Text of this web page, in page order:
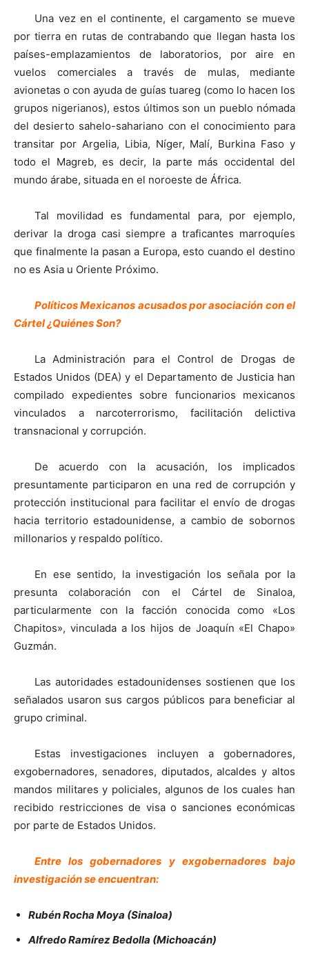
Una vez en el continente, el cargamento se mueve
por tierra en rutas de contrabando que llegan hasta los
países-emplazamientos de laboratorios, por aire en
vuelos comerciales a través de mulas, mediante
avionetas o con ayuda de guías tuareg (como lo hacen los
grupos nigerianos), estos últimos son un pueblo nómada
del desierto sahelo-sahariano con el conocimiento para
transitar por Argelia, Libia, Níger, Malí, Burkina Faso y
todo el Magreb, es decir, la parte más occidental del
mundo árabe, situada en el noroeste de África.
Tal movilidad es fundamental para, por ejemplo,
derivar la droga casi siempre a traficantes marroquíes
que finalmente la pasan a Europa, esto cuando el destino
no es Asia u Oriente Próximo.
Políticos Mexicanos acusados por asociación con el
Cártel ¿Quiénes Son?
La Administración para el Control de Drogas de
Estados Unidos (DEA) y el Departamento de Justicia han
compilado expedientes sobre funcionarios mexicanos
vinculados a narcoterrorismo, facilitación delictiva
transnacional y corrupción.
De acuerdo con la acusación, los implicados
presuntamente participaron en una red de corrupción y
protección institucional para facilitar el envío de drogas
hacia territorio estadounidense, a cambio de sobornos
millonarios y respaldo político.
En ese sentido, la investigación los señala por la
presunta colaboración con el Cártel de Sinaloa,
particularmente con la facción conocida como «Los
Chapitos», vinculada a los hijos de Joaquín «El Chapo»
Guzmán.
Las autoridades estadounidenses sostienen que los
señalados usaron sus cargos públicos para beneficiar al
grupo criminal.
Estas investigaciones incluyen a gobernadores,
exgobernadores, senadores, diputados, alcaldes y altos
mandos militares y policiales, algunos de los cuales han
recibido restricciones de visa o sanciones económicas
por parte de Estados Unidos.
Entre los gobernadores y exgobernadores bajo
investigación se encuentran:
Rubén Rocha Moya (Sinaloa)
Alfredo Ramírez Bedolla (Michoacán)